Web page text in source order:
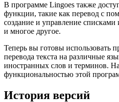
В программе Lingoes также
функции, такие как перевод с
создание и управление
и многое другое.
Теперь вы готовы использовать
перевода текста на различные
иностранных слов и терминов.
функциональностью этой
История версий